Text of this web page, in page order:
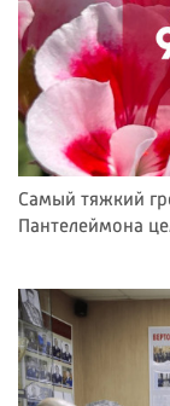
Самый тяжкий
Пантелеймона